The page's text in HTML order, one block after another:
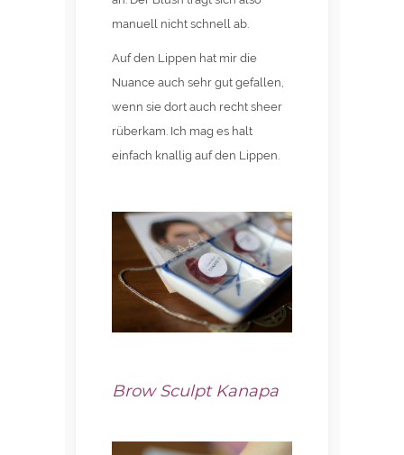
manuell nicht schnell ab.
Auf den Lippen hat mir die
Nuance auch sehr gut gefallen,
wenn sie dort auch recht sheer
rüberkam. Ich mag es halt
einfach knallig auf den Lippen.
Brow Sculpt Kanapa